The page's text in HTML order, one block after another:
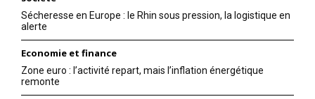
Sécheresse en Europe : le Rhin sous pression, la logistique en
alerte
Economie et finance
Zone euro : l’activité repart, mais l’inflation énergétique
remonte